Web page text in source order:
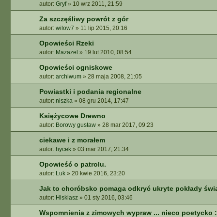
A
A
W
A
N
S
O
W
A
E
autor: Gryf» 10 wrz 2011, 21:59
Za szczęśliwy powrót z gór
autor: wilow7 » 11 lip 2015, 20:16
Opowieści Rzeki
autor: Mazazel » 19 lut 2010, 08:54
Opowieści ogniskowe
autor: archiwum » 28 maja 2008, 21:05
Powiastki i podania regionalne
autor: niszka » 08 gru 2014, 17:47
Księżycowe Drewno
autor: Borowy gustaw » 28 mar 2017, 09:23
ciekawe i z morałem
autor: hycek » 03 mar 2017, 21:34
Opowieść o patrolu.
autor: Luk » 20 kwie 2016, 23:20
Jak to choróbsko pomaga odkryć ukryte pokłady
autor: Hiskiasz » 01 sty 2016, 03:46
Wspomnienia z zimowych wypraw ... nieco poetycko